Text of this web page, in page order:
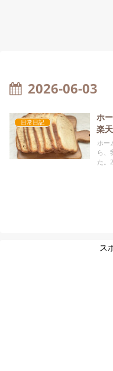
2026-06-03
日常日記
ホ
楽
ホー
ら、
た。
ス